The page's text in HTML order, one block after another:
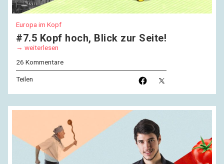
Europa im Kopf
#7.5 Kopf hoch, Blick zur Seite!
weiterlesen
26 Kommentare
Teilen